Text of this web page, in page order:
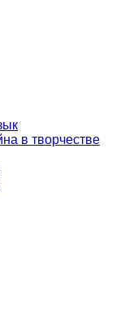
в творчестве